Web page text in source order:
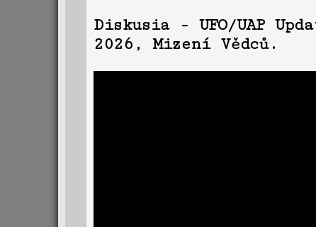
Diskusia - UFO/UAP
2026, Mizení Vědců.